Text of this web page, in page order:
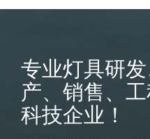
专业灯具研
产、销售、
科技企业！